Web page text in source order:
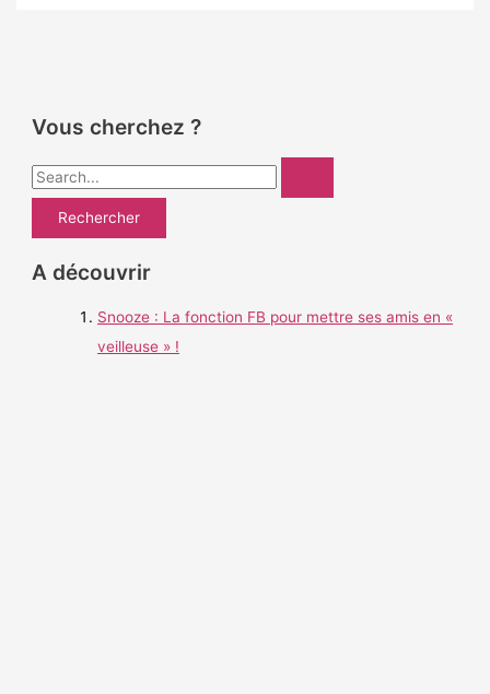
Vous cherchez ?
R
e
A découvrir
Snooze : La fonction FB pour mettre ses amis en «
veilleuse » !